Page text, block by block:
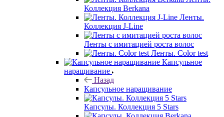
Коллекция Berkana
Ленты.
Коллекция J-Line
Ленты с имитацией роста волос
Ленты. Color test
Капсульное
наращивание
Назад
Капсульное наращивание
Капсулы. Коллекция 5 Stars